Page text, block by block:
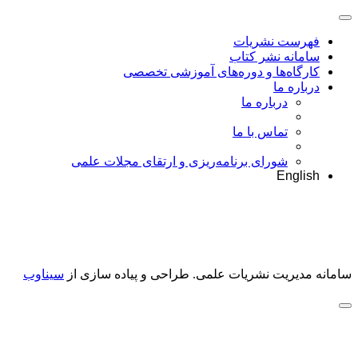
فهرست نشریات
سامانه نشر کتاب
کارگاه‌ها و دوره‌های آموزشی تخصصی
درباره ما
درباره ما
تماس با ما
شورای برنامه‌ریزی و ارتقای مجلات علمی
English
سامانه مدیریت نشریات علمی. طراحی و پیاده سازی از سیناوب